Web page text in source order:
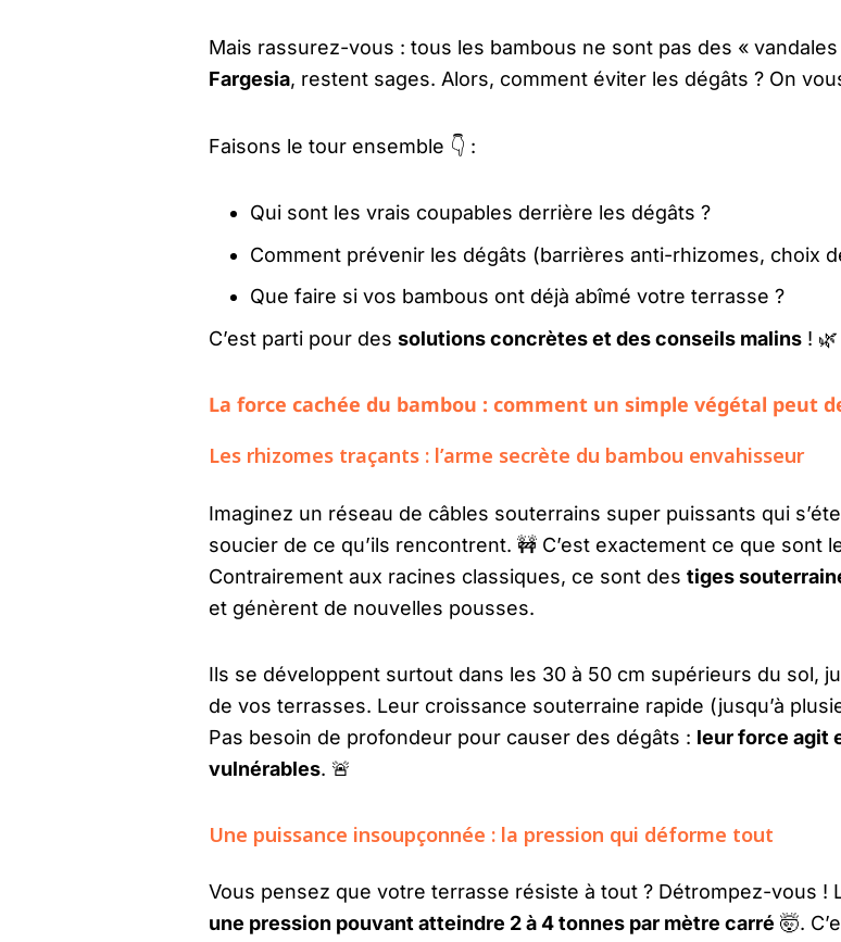
Mais rassurez-vous : tous les bambous ne sont pas des « vandales
Fargesia, restent sages. Alors, comment éviter les dégâts ? On
Faisons le tour ensemble 👇 :
Qui sont les vrais coupables derrière les dégâts ?
Comment prévenir les dégâts (barrières anti-rhizomes, choix
Que faire si vos bambous ont déjà abîmé votre terrasse ?
C’est parti pour des solutions concrètes et des conseils malins ! 🌿
La force cachée du bambou : comment un simple végétal peut
Les rhizomes traçants : l’arme secrète du bambou envahisseur
Imaginez un réseau de câbles souterrains super puissants qui
soucier de ce qu’ils rencontrent. 🚧 C’est exactement ce que sont
Contrairement aux racines classiques, ce sont des tiges
et génèrent de nouvelles pousses.
Ils se développent surtout dans les 30 à 50 cm supérieurs du sol,
de vos terrasses. Leur croissance souterraine rapide (jusqu’à
Pas besoin de profondeur pour causer des dégâts : leur force agit
vulnérables. 🚨
Une puissance insoupçonnée : la pression qui déforme tout
Vous pensez que votre terrasse résiste à tout ? Détrompez-vous !
une pression pouvant atteindre 2 à 4 tonnes par mètre carré 🤯.